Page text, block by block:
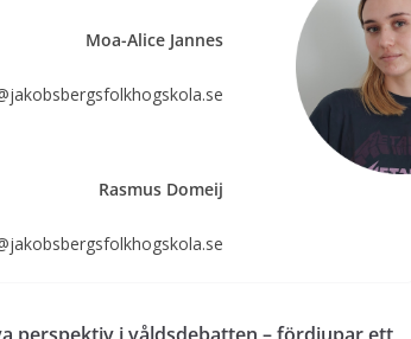
Moa-Alice Jannes
Rasmus Domeij